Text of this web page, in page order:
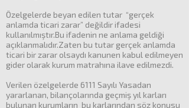
Özelgelerde beyan edilen tutar “gerçek
anlamda ticari zarar” değildir ifadesi
kullanılmıştır.Bu ifadenin ne anlama geldiği
açıklanmalıdır.Zaten bu tutar gerçek anlamda
ticari bir zarar olsaydı kanunen kabul edilmeyen
gider olarak kurum matrahına ilave edilmezdi.
Verilen özelgelerde 6111 Sayılı Yasadan
yararlanan, bilançolarında geçmiş yıl karları
bulunan kurumların bu karlarından söz konusu